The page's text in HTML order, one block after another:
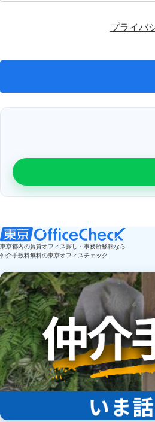
プライバ
東京都内の賃貸オフィス探し・事務所移転なら
仲介手数料無料の東京オフィスチェック